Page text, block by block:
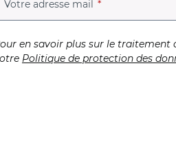
Votre adresse mail (champ
en savoir plus sur le traitement
Politique de protection des